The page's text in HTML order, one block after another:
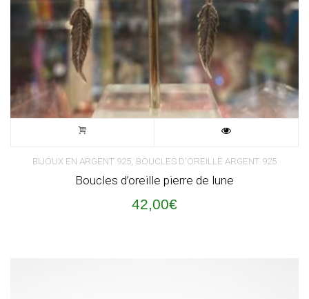
BIJOUX EN ARGENT 925 BOUCLES D'OREILLE ARGENT 925
Boucles d’oreille pierre de lune
42,00€